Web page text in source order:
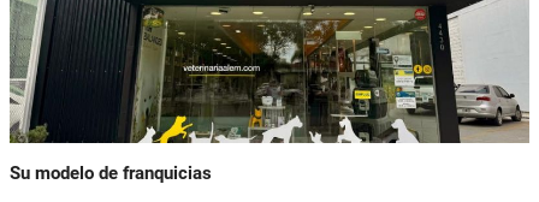
Su modelo de franquicias